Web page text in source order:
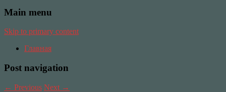
Main menu
Skip to primary content
Главная
Post navigation
← Previous Next →